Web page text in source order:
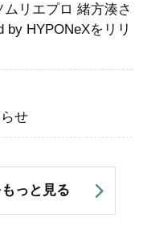
リエプロ 緒方湊さ
by HYPONeXをリリ
せ
っと見る